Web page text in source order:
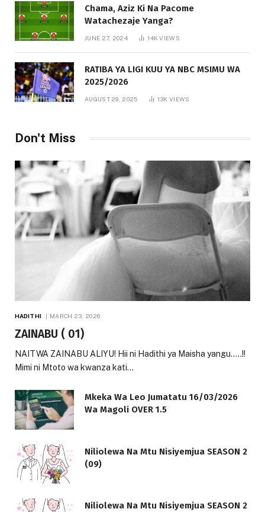
Chama, Aziz Ki Na Pacome
Watachezaje Yanga?
JUNE 27, 2024 14KVIEWS
RATIBA YA LIGI KUU YA NBC MSIMU WA
2025/2026
AUGUST 29, 2025 13KVIEWS
Don't Miss
HADITHI MARCH 23, 2026
ZAINABU ( 01)
NAITWA ZAINABU ALIYU! Hii ni Hadithi ya Maisha yangu…..!!
Mimi ni Mtoto wa kwanza kati…
Mkeka Wa Leo Jumatatu 16/03/2026
Wa Magoli OVER 1.5
Niliolewa Na Mtu Nisiyemjua SEASON 2
(09)
Niliolewa Na Mtu Nisiyemjua SEASON 2